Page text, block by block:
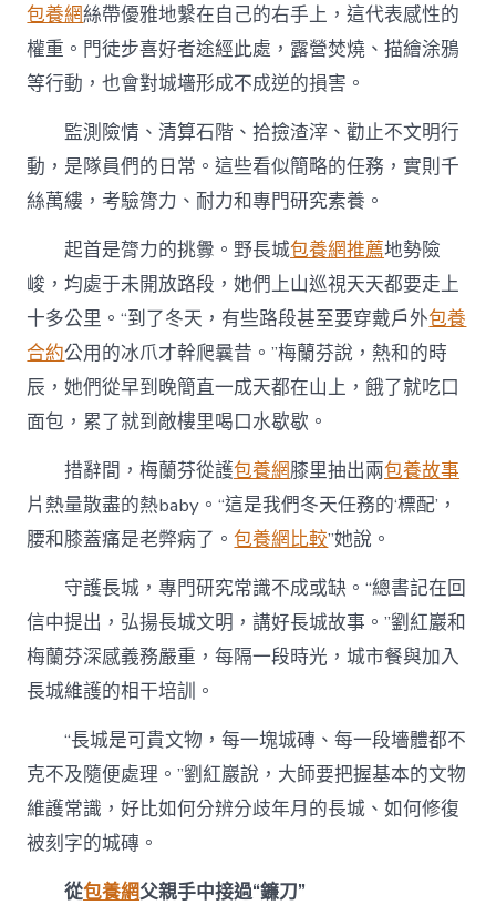
包養網絲帶優雅地繫在自己的右手上，這代表感性的
權重。門徒步喜好者途經此處，露營焚燒、描繪涂鴉
等行動，也會對城墻形成不成逆的損害。
監測險情、清算石階、拾撿渣滓、勸止不文明行
動，是隊員們的日常。這些看似簡略的任務，實則千
絲萬縷，考驗膂力、耐力和專門研究素養。
起首是膂力的挑釁。野長城包養網推薦地勢險
峻，均處于未開放路段，她們上山巡視天天都要走上
十多公里。“到了冬天，有些路段甚至要穿戴戶外包養
合約公用的冰爪才幹爬曩昔。”梅蘭芬說，熱和的時
辰，她們從早到晚簡直一成天都在山上，餓了就吃口
面包，累了就到敵樓里喝口水歇歇。
措辭間，梅蘭芬從護包養網膝里抽出兩包養故事
片熱量散盡的熱baby。“這是我們冬天任務的‘標配’，
腰和膝蓋痛是老弊病了。包養網比較”她說。
守護長城，專門研究常識不成或缺。“總書記在回
信中提出，弘揚長城文明，講好長城故事。”劉紅巖和
梅蘭芬深感義務嚴重，每隔一段時光，城市餐與加入
長城維護的相干培訓。
“長城是可貴文物，每一塊城磚、每一段墻體都不
克不及隨便處理。”劉紅巖說，大師要把握基本的文物
維護常識，好比如何分辨分歧年月的長城、如何修復
被刻字的城磚。
從包養網父親手中接過“鐮刀”